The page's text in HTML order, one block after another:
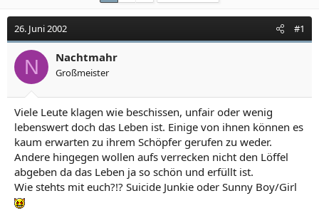
e
l
l
e
e
l
t
a
26. Juni 2002 #1
N Nachtmahr
Großmeister
Viele Leute klagen wie beschissen, unfair oder wenig
lebenswert doch das Leben ist. Einige von ihnen können es
kaum erwarten zu ihrem Schöpfer gerufen zu weder.
Andere hingegen wollen aufs verrecken nicht den Löffel
abgeben da das Leben ja so schön und erfüllt ist.
Wie stehts mit euch?!? Suicide Junkie oder Sunny Boy/Girl